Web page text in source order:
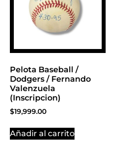
Pelota Baseball /
Dodgers / Fernando
Valenzuela
(Inscripcion)
$19,999.00
Añadir al carrito